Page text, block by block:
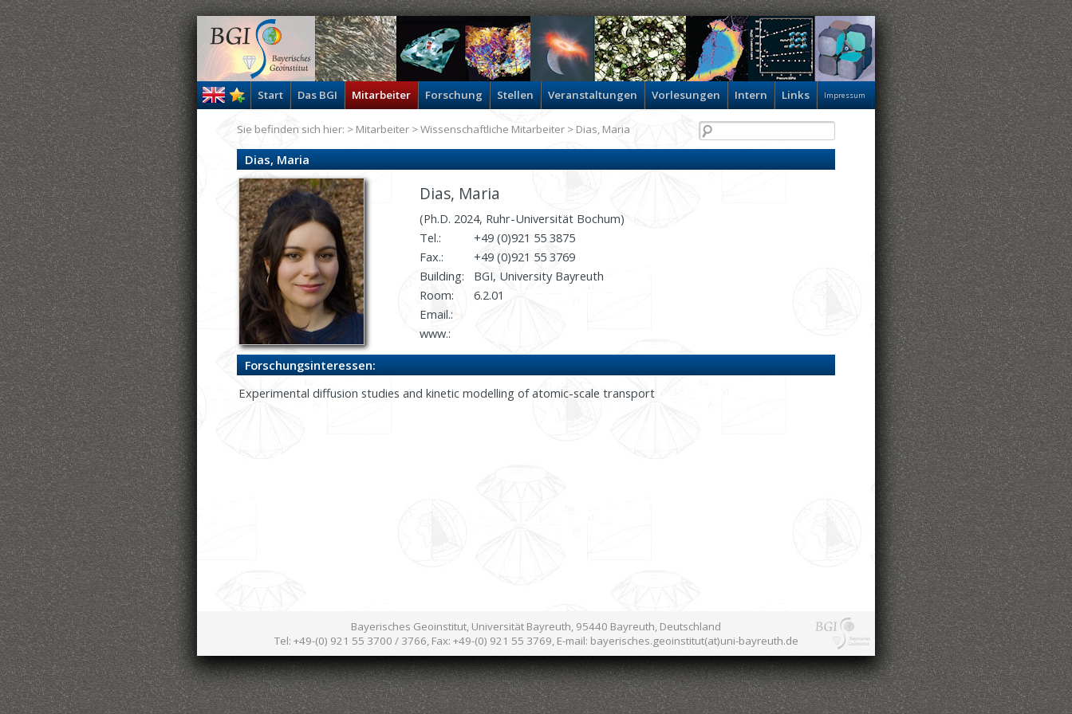
Start Das BGI Mitarbeiter Forschung Stellen Veranstaltungen Vorlesungen Intern Links Impressum
Dias, Maria
Dias, Maria
(Ph.D. 2024, Ruhr-Universität Bochum)
Tel.:
+49 (0)921 55 3875
Fax.:
+49 (0)921 55 3769
Building:
BGI, University Bayreuth
Room:
6.2.01
Email.:
www.:
Forschungsinteressen:
Experimental diffusion studies and kinetic modelling of atomic-scale transport
Sie befinden sich hier: > Mitarbeiter >Wissenschaftliche Mitarbeiter > Dias, Maria
Bayerisches Geoinstitut, Universität Bayreuth, 95440 Bayreuth, Deutschland
Tel: +49-(0) 921 55 3700 / 3766, Fax: +49-(0) 921 55 3769, E-mail: bayerisches.geoinstitut(at)uni-bayreuth.de